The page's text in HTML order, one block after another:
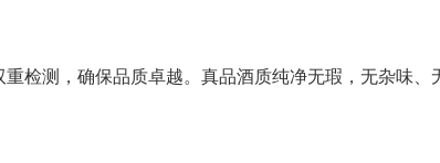
检测，确保品质卓越。真品酒质纯净无瑕，无杂味、